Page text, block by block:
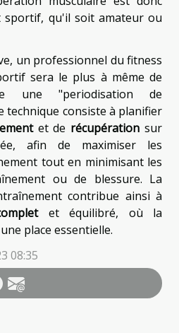
qu'il soit amateur ou
un professionnel du fitness
sera le plus à même de
une "periodisation de
technique consiste à planifier
et de récupération sur
afin de maximiser les
tout en minimisant les
ou de blessure. La
contribue ainsi à
et équilibré, où la
place essentielle.
08:35